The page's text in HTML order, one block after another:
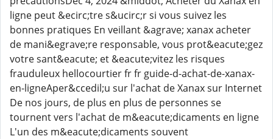
ligne peut &ecirc;tre s&ucirc;r si vous suivez les
bonnes pratiques En veillant &agrave; xanax acheter
de mani&egrave;re responsable, vous prot&eacute;gez
votre sant&eacute; et &eacute;vitez les risques
frauduleux hellocourtier fr fr guide-d-achat-de-xanax-
en-ligneAper&ccedil;u sur l'achat de Xanax sur Internet
De nos jours, de plus en plus de personnes se
tournent vers l'achat de m&eacute;dicaments en ligne
L'un des m&eacute;dicaments souvent